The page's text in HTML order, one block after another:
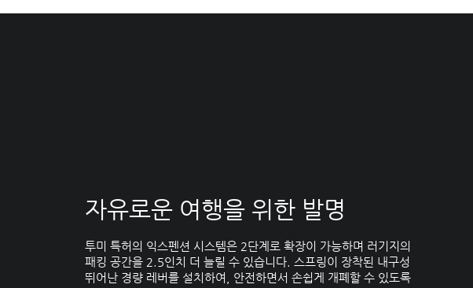
자유로운 여행을 위한 발명
투미 특허의 익스펜션 시스템은 2단계로 확장이 가능하며 러기지의
패킹 공간을 2.5인치 더 늘릴 수 있습니다. 스프링이 장착된 내구성
뛰어난 경량 레버를 설치하여, 안전하면서 손쉽게 개폐할 수 있도록